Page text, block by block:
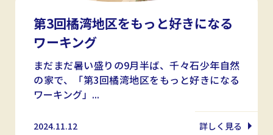
第3回橘湾地区をもっと好きになる
ワーキング
まだまだ暑い盛りの9月半ば、千々石少年自然
の家で、「第3回橘湾地区をもっと好きになる
ワーキング」...
2024.11.12 詳しく見る